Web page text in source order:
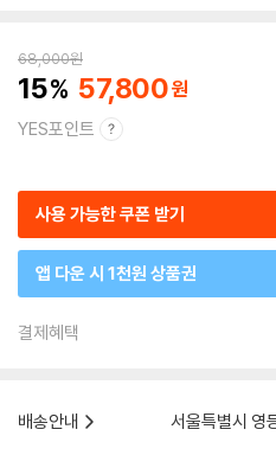
68,000원
15 57,800
YES포인트
사용 가능한 쿠폰 받기
앱 다운 시 1천원 상품권
결제혜택
배송안내
서울특별시 영